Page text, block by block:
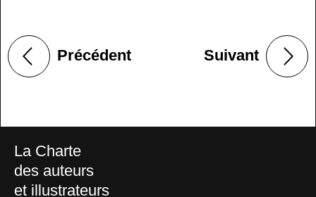
Précédent Suivant
La Charte
des auteurs
et illustrateurs